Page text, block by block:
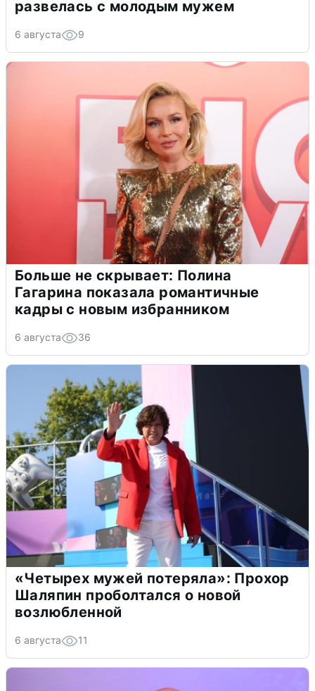
развелась с молодым мужем
6 августа 9
Больше не скрывает: Полина
Гагарина показала романтичные
кадры с новым избранником
6 августа 36
«Четырех мужей потеряла»: Прохор
Шаляпин проболтался о новой
возлюбленной
6 августа 11